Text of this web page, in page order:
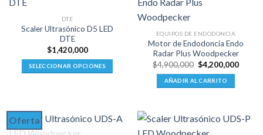
producto
opciones
se
pueden
elegir
en
DTE
Scaler Ultrasónico D5 LED
DTE
$1,420,000
SELECCIONAR OPCIONES
múltiples
EQUIPOS DE ENDODONCIA
Motor de Endodoncia Endo
Radar Plus Woodpecker
$4,900,000 El
precio
original
era:
$4,200,000El
AÑADIR AL CARRITO
Oferta